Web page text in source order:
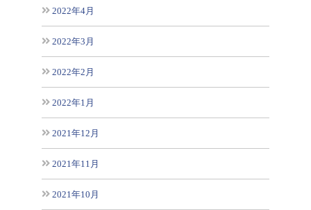
2022年4月
2022年3月
2022年2月
2022年1月
2021年12月
2021年11月
2021年10月